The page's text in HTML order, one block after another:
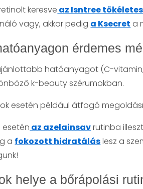
keresve az Isntree
vagy, akkor pedig a Ksecret a
érdemes
hatóanyagot (C-
k-beauty szérumokban.
esetén például átfogó
esetén az azelainsavrutinba
a fokozott hidratáláslesz a
helye a bőrápolási